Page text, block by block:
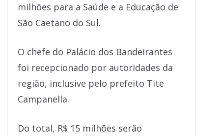
milhões para a Saúde e a Educação de
São Caetano do Sul.
O chefe do Palácio dos Bandeirantes
foi recepcionado por autoridades da
região, inclusive pelo prefeito Tite
Campanella.
Do total, R$ 15 milhões serão